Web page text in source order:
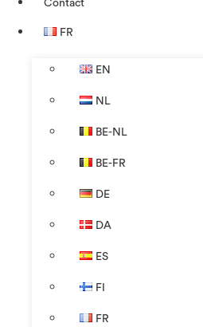
Contact
FR
EN
NL
BE-NL
BE-FR
DE
DA
ES
FI
FR